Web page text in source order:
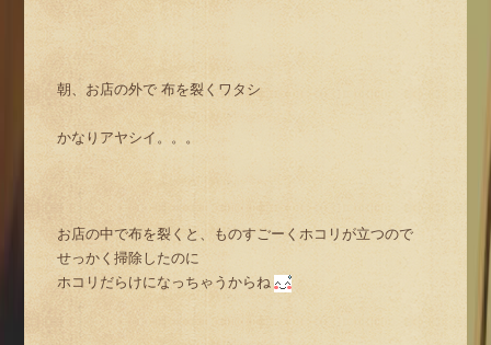
朝、お店の外で 布を裂くワタシ
かなりアヤシイ。。。
お店の中で布を裂くと、ものすごーくホコリが立つので
せっかく掃除したのに
ホコリだらけになっちゃうからね